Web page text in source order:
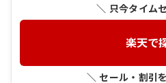
＼ 只今タイム
楽天で
＼ セール・割引